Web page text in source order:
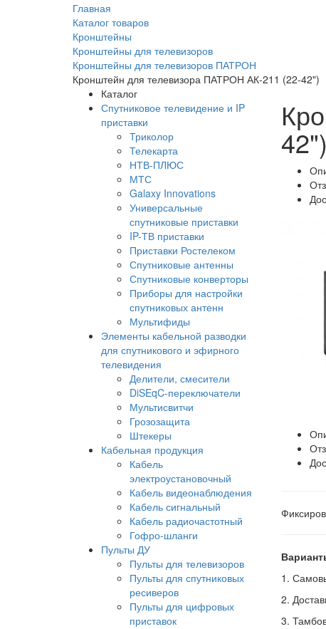
Главная
Каталог товаров
Кронштейны
Кронштейны для телевизоров
Кронштейны для телевизоров ПАТРОН
Кронштейн для телевизора ПАТРОН АК-211 (22-42")
Каталог
Спутниковое телевидение и IP
приставки
Триколор
Телекарта
НТВ-ПЛЮС
МТС
Galaxy Innovations
Универсальные
спутниковые приставки
IP-ТВ приставки
Приставки Ростелеком
Спутниковые антенны
Спутниковые конверторы
Приборы для настройки
спутниковых антенн
Мультифиды
Элементы кабельной разводки
для спутникового и эфирного
телевидения
Делители, смесители
DiSEqC-переключатели
Мультисвитчи
Грозозащита
Штекеры
Кабельная продукция
Кабель
электроустановочный
Кабель видеонаблюдения
Кабель сигнальный
Кабель радиочастотный
Гофро-шланги
Пульты ДУ
Пульты для телевизоров
Пульты для спутниковых
ресиверов
Пульты для цифровых
приставок
42")
1.
2.
3.